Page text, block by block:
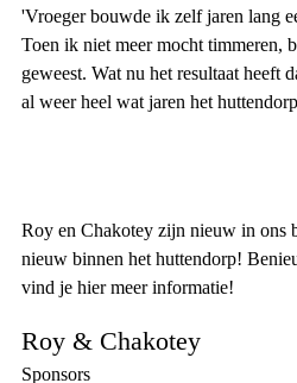
'Vroeger bouwde ik zelf jaren lang
Toen ik niet meer mocht
geweest. Wat nu het resultaat heeft
al weer heel wat jaren het
Roy en Chakotey zijn nieuw in ons
nieuw binnen het huttendorp!
vind je hier meer informatie!
Roy & Chakotey
Sponsors